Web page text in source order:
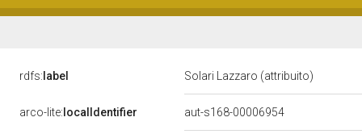
rdfs: label Solari Lazzaro (attribuito)
arco-lite: localIdentifier aut-s168-00006954